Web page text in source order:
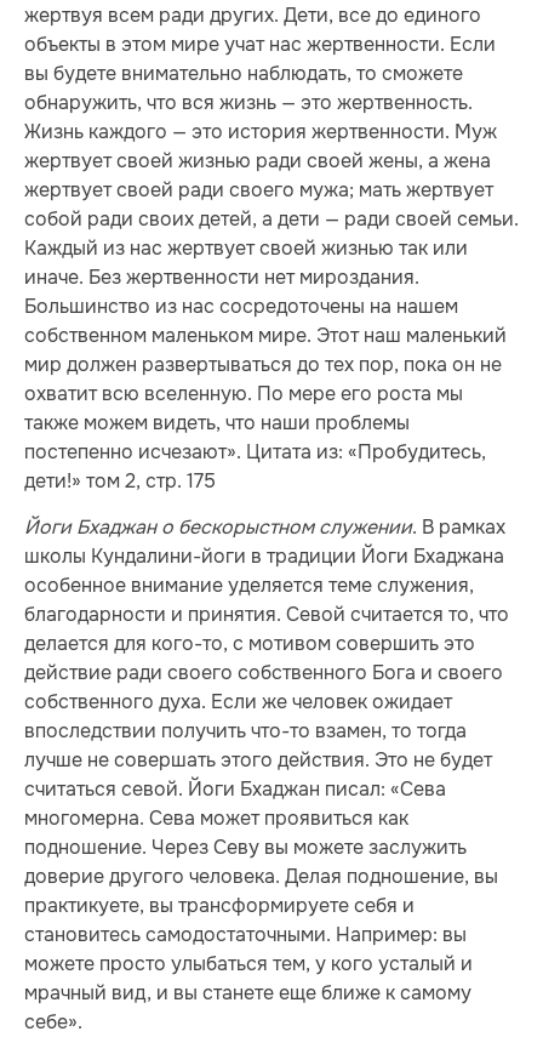
жертвуя всем ради других. Дети, все до единого
объекты в этом мире учат нас жертвенности. Если
вы будете внимательно наблюдать, то сможете
обнаружить, что вся жизнь — это жертвенность.
Жизнь каждого — это история жертвенности. Муж
жертвует своей жизнью ради своей жены, а жена
жертвует своей ради своего мужа; мать жертвует
собой ради своих детей, а дети — ради своей семьи.
Каждый из нас жертвует своей жизнью так или
иначе. Без жертвенности нет мироздания.
Большинство из нас сосредоточены на нашем
собственном маленьком мире. Этот наш маленький
мир должен развертываться до тех пор, пока он не
охватит всю вселенную. По мере его роста мы
также можем видеть, что наши проблемы
постепенно исчезают». Цитата из: «Пробудитесь,
дети!» том 2, стр. 175
Йоги Бхаджан о бескорыстном служении. В рамках
школы Кундалини-йоги в традиции Йоги Бхаджана
особенное внимание уделяется теме служения,
благодарности и принятия. Севой считается то, что
делается для кого-то, с мотивом совершить это
действие ради своего собственного Бога и своего
собственного духа. Если же человек ожидает
впоследствии получить что-то взамен, то тогда
лучше не совершать этого действия. Это не будет
считаться севой. Йоги Бхаджан писал: «Сева
многомерна. Сева может проявиться как
подношение. Через Севу вы можете заслужить
доверие другого человека. Делая подношение, вы
практикуете, вы трансформируете себя и
становитесь самодостаточными. Например: вы
можете просто улыбаться тем, у кого усталый и
мрачный вид, и вы станете еще ближе к самому
себе».